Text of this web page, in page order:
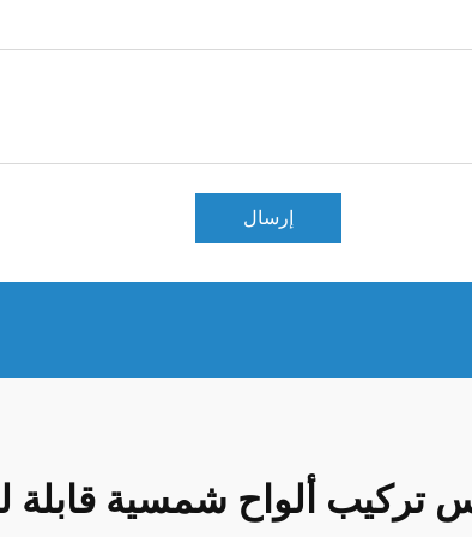
إرسال
تركيب ألواح شمسية قابلة